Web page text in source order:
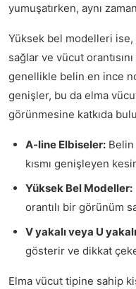
yumuşatırken, aynı
Yüksek bel modelleri
sağlar ve vücut
genellikle belin en ince
genişler, bu da elma
görünmesine katkıda
A-line Elbiseler: Belin
kısmı genişleyen
Yüksek Bel Modeller:
orantılı bir görünüm
V yakalı veya U
gösterir ve dikkat
Elma vücut tipine sahip